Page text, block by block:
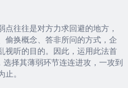
往往是对方力求回避的地方，
偷换概念、答非所问的方式，企
视听的目的。因此，运用此法首
选择其薄弱环节连连进攻，一攻到
。